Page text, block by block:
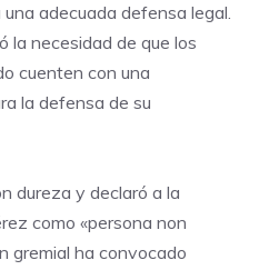
adecuada defensa legal.
la necesidad de que los
cuenten con una
la defensa de su
dureza y declaró a la
como «persona non
gremial ha convocado